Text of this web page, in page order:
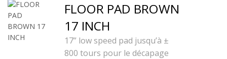
FLOOR PAD BROWN
17 INCH
17” low speed pad jusqu’à ±
800 tours pour le décapage